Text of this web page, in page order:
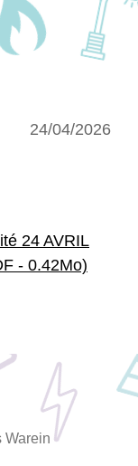
24/04/2026
24 AVRIL
- 0.42Mo)
Warein